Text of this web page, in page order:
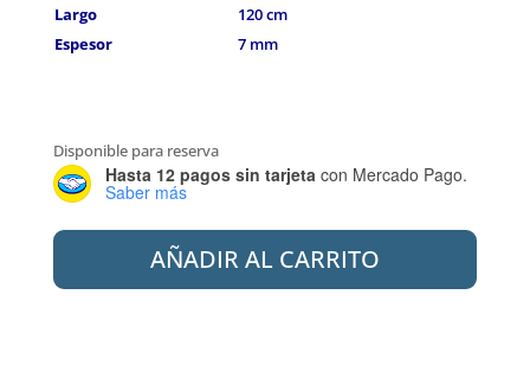
Largo
120 cm
Espesor
7 mm
Disponible para reserva
Hasta 12 pagos sin tarjeta con Mercado Pago.
Saber más
AQUA
20X120
AÑADIR AL CARRITO